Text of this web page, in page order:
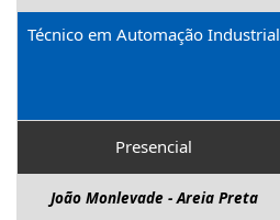
Técnico em Automação Industrial
Presencial
João Monlevade - Areia Preta